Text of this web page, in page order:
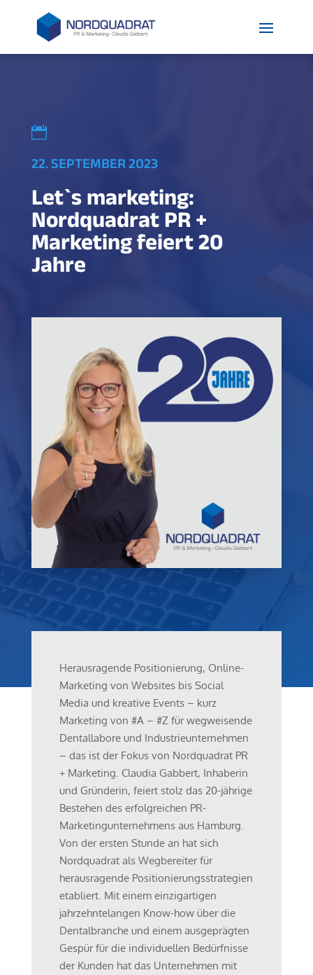

22. SEPTEMBER 2023
Let`s marketing:
Nordquadrat PR +
Marketing feiert 20
Jahre
Herausragende Positionierung, Online-
Marketing von Websites bis Social
Media und kreative Events – kurz
Marketing von #A – #Z für wegweisende
Dentallabore und Industrieunternehmen
– das ist der Fokus von Nordquadrat PR
+ Marketing. Claudia Gabbert, Inhaberin
und Gründerin, feiert stolz das 20-jährige
Bestehen des erfolgreichen PR-
Marketingunternehmens aus Hamburg.
Von der ersten Stunde an hat sich
Nordquadrat als Wegbereiter für
herausragende Positionierungsstrategien
etabliert. Mit einem einzigartigen
jahrzehntelangen Know-how über die
Dentalbranche und einem ausgeprägten
Gespür für die individuellen Bedürfnisse
der Kunden hat das Unternehmen mit